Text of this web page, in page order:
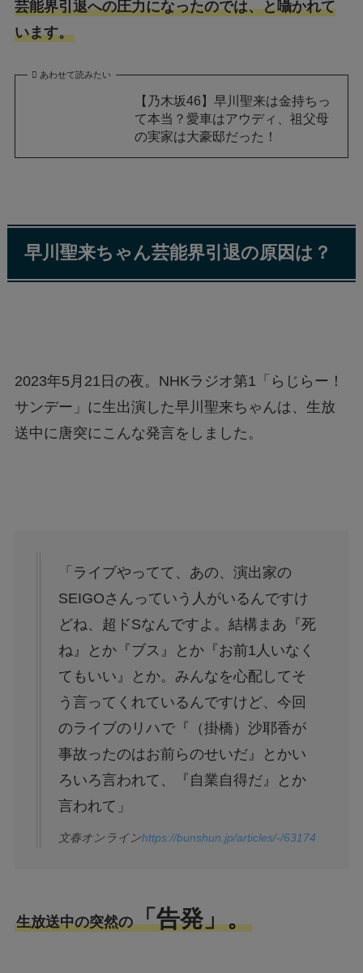
芸能界引退への圧力になったのでは、と囁かれて
います。
あわせて読みたい
【乃木坂46】早川聖来は金持ちっ
て本当？愛車はアウディ、祖父母
の実家は大豪邸だった！
早川聖来ちゃん芸能界引退の原因は？
2023年5月21日の夜。NHKラジオ第1「らじらー！
サンデー」に生出演した早川聖来ちゃんは、生放
送中に唐突にこんな発言をしました。
「ライブやってて、あの、演出家の
SEIGOさんっていう人がいるんですけ
どね、超ドSなんですよ。結構まあ『死
ね』とか『ブス』とか『お前1人いなく
てもいい』とか。みんなを心配してそ
う言ってくれているんですけど、今回
のライブのリハで『（掛橋）沙耶香が
事故ったのはお前らのせいだ』とかい
ろいろ言われて、『自業自得だ』とか
言われて」
文春オンラインhttps://bunshun.jp/articles/-/63174
生放送中の突然の「告発」。